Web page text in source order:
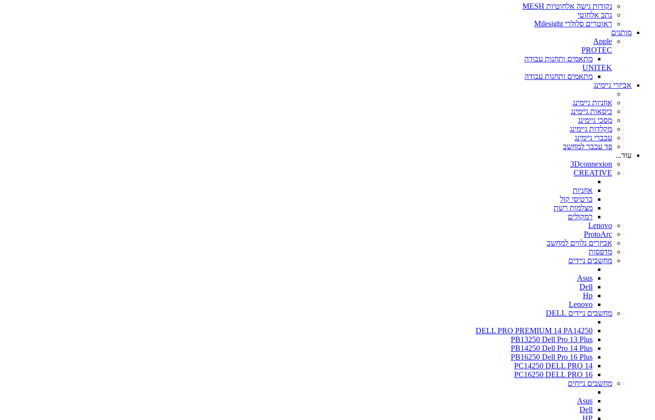
נקודות גישה אלחוטיות MESH
נתב אלחוטי
ראוטרים סלולרי Milesight
מותגים
Apple
PROTEC
מתאמים ותחנות עבודה
UNITEK
מתאמים ותחנות עבודה
אביזרי גיימינג
אוזניות גיימינג
כיסאות גיימינג
מסכי גיימינג
מקלדות גיימינג
עכברי גיימינג
פד עכבר למחשב
עוד...
3Dconnexion
CREATIVE
אוזניות
כרטיסי קול
מצלמות רשת
רמקולים
Lenovo
ProtoArc
אביזרים נלווים למחשב
מדפסות
מחשבים ניידים
Asus
Dell
Hp
Lenovo
מחשבים ניידים DELL
DELL PRO PREMIUM 14 PA14250
PB13250 Dell Pro 13 Plus
PB14250 Dell Pro 14 Plus
PB16250 Dell Pro 16 Plus
PC14250 DELL PRO 14
PC16250 DELL PRO 16
מחשבים נייחים
Asus
Dell
HP